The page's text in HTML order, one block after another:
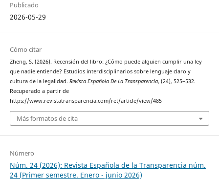
Publicado
2026-05-29
Cómo citar
Zheng, S. (2026). Recensión del libro: ¿Cómo puede alguien cumplir una ley
que nadie entiende? Estudios interdisciplinarios sobre lenguaje claro y
cultura de la legalidad. Revista Española De La Transparencia, (24), 525–532.
Recuperado a partir de
https://www.revistatransparencia.com/ret/article/view/485
Más formatos de cita
Número
Núm. 24 (2026): Revista Española de la Transparencia núm.
24 (Primer semestre. Enero - junio 2026)